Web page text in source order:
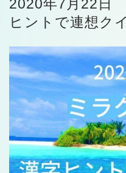
2020年7月22
ヒントで連想ク